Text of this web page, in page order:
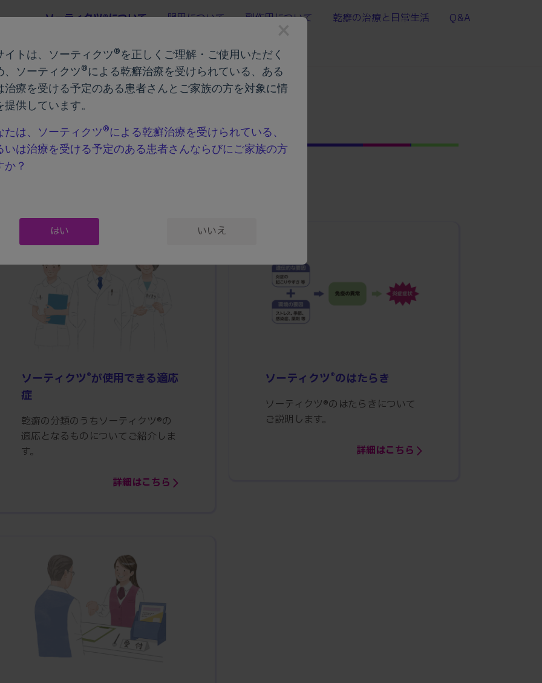
ソーティクツ®について 服用について 副作用について 乾癬の治療と日常生活 Q&A
ティクツ®について
ソーティクツ®が使用できる適応
症
乾癬の分類のうちソーティクツ®の
適応となるものについてご紹介しま
す。
詳細はこちら
ソーティクツ®のはたらき
ソーティクツ®のはたらきについて
ご説明します。
詳細はこちら
イトは、ソーティクツ®を正しくご理解・ご使用いただく
、ソーティクツ®︎による乾癬治療を受けられている、ある
治療を受ける予定のある患者さんとご家族の方を対象に情
提供しています。
たは、ソーティクツ®による乾癬治療を受けられている、
いは治療を受ける予定のある患者さんならびにご家族の方
か？
はい いいえ